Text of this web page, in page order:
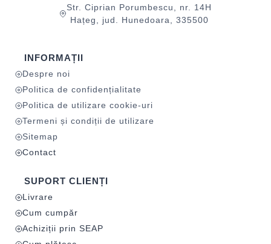
Str. Ciprian Porumbescu, nr. 14H
Hațeg, jud. Hunedoara, 335500
INFORMAȚII
Despre noi
Politica de confidențialitate
Politica de utilizare cookie-uri
Termeni și condiții de utilizare
Sitemap
Contact
SUPORT CLIENȚI
Livrare
Cum cumpăr
Achiziții prin SEAP